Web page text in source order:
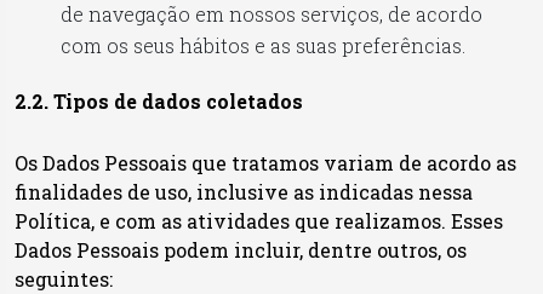
de navegação em nossos serviços, de acordo
com os seus hábitos e as suas preferências.
2.2. Tipos de dados coletados
Os Dados Pessoais que tratamos variam de acordo as
finalidades de uso, inclusive as indicadas nessa
Política, e com as atividades que realizamos. Esses
Dados Pessoais podem incluir, dentre outros, os
seguintes: